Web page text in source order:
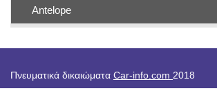
Antelope
Πνευματικά δικαιώματα Car-info.com 2018